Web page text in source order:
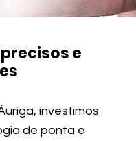
precisos e
investimos
de ponta e